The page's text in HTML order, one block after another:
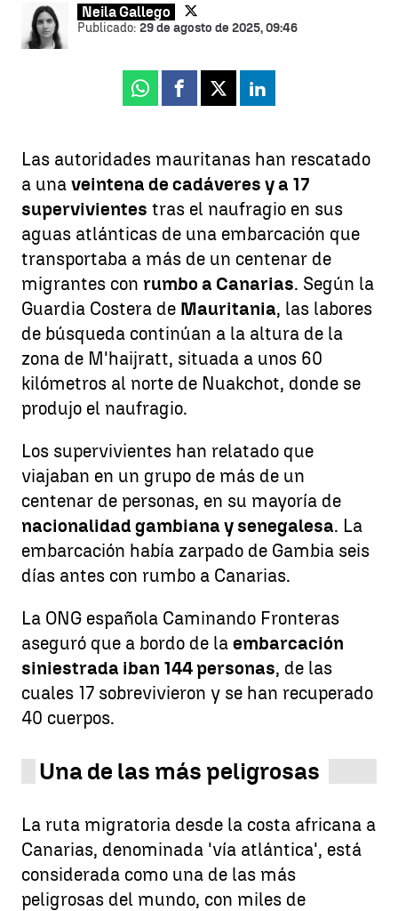
Neila Gallego
Publicado: 29 de agosto de 2025, 09:46
Whatsapp
Facebook
X Linkedin
Las autoridades mauritanas han rescatado
a una veintena de cadáveres y a 17
supervivientes tras el naufragio en sus
aguas atlánticas de una embarcación que
transportaba a más de un centenar de
migrantes con rumbo a Canarias. Según la
Guardia Costera de Mauritania, las labores
de búsqueda continúan a la altura de la
zona de M'haijratt, situada a unos 60
kilómetros al norte de Nuakchot, donde se
produjo el naufragio.
Los supervivientes han relatado que
viajaban en un grupo de más de un
centenar de personas, en su mayoría de
nacionalidad gambiana y senegalesa. La
embarcación había zarpado de Gambia seis
días antes con rumbo a Canarias.
La ONG española Caminando Fronteras
aseguró que a bordo de la embarcación
siniestrada iban 144 personas, de las
cuales 17 sobrevivieron y se han recuperado
40 cuerpos.
Una de las más peligrosas
La ruta migratoria desde la costa africana a
Canarias, denominada 'vía atlántica', está
considerada como una de las más
peligrosas del mundo, con miles de